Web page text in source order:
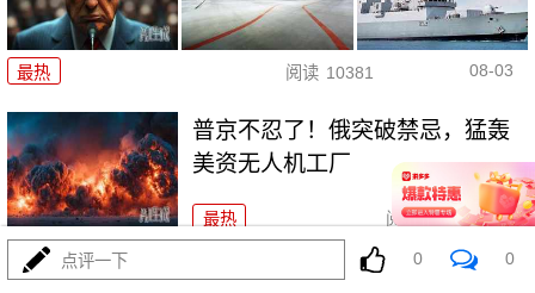
最热 阅读 10381 08-03
普京不忍了！俄突破禁忌，猛轰
美资无人机工厂
最热 阅读 8845
海锁波斯还不够，特朗普又生毒
点评一下 0 0